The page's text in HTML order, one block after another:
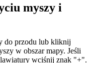
myszy i
do przodu lub kliknij
w obszar mapy. Jeśli
wciśnij znak "+".